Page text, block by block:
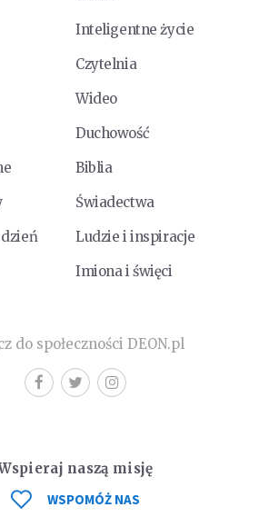
Inteligentne życie
Czytelnia
Wideo
Duchowość
Biblia
Świadectwa
Ludzie i inspiracje
Imiona i święci
do społeczności DEON.pl
naszą misję
WSPOMÓŻ NAS